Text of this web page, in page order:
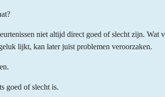
niet altijd direct goed of slecht zijn. Wat
lijkt, kan later juist problemen veroorzaken.
goed of slecht is.